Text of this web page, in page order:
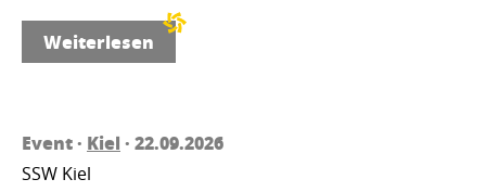
Weiterlesen
Event · Kiel · 22.09.2026
SSW Kiel